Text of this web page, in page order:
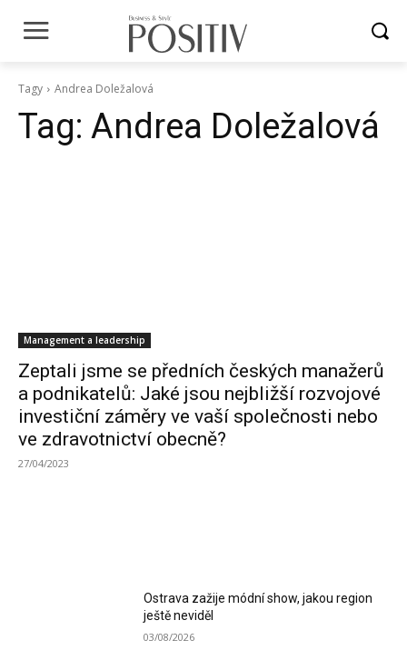
Tagy Andrea Doležalová
Tag: Andrea Doležalová
Management a leadership
Zeptali jsme se předních českých manažerů
a podnikatelů: Jaké jsou nejbližší rozvojové
investiční záměry ve vaší společnosti nebo
ve zdravotnictví obecně?
27/04/2023
Ostrava zažije módní show, jakou region
ještě neviděl
03/08/2026